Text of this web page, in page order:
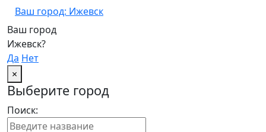
Ваш город: Ижевск
Ваш город
Ижевск?
Да Нет
×
Выберите город
Поиск: